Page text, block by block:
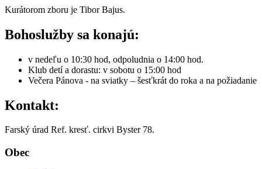
Kurátorom zboru je Tibor Bajus.
Bohoslužby sa konajú:
v nedeľu o 10:30 hod, odpoludnia o 14:00 hod.
Klub detí a dorastu: v sobotu o 15:00 hod
Večera Pánova - na sviatky – šesťkrát do roka a na požiadanie
Kontakt:
Farský úrad Ref. kresť. cirkvi Byster 78.
Obec